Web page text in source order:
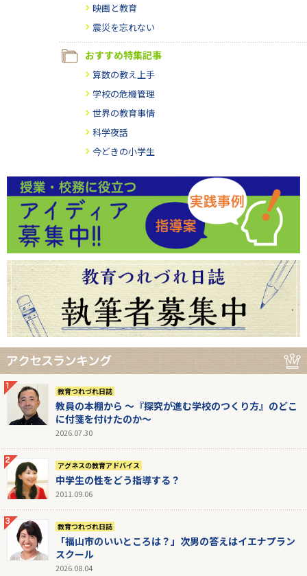
映画と教育
震災を忘れない
おすすめ特集記事
算数の教え上手
学校の危機管理
世界の教育事情
科学夜話
今どきの小学生
教育つれづれ日誌
教員の本棚から 〜『探究が進む学校のつくり方』のどこ
に付箋を付けたのか〜
2026.07.30
アグネスの教育アドバイス
中学生の性をどう指導する？
2011.09.06
教育つれづれ日誌
「福山市のいいところは？」次男の答えはイエナプラン
スクール
2026.08.04